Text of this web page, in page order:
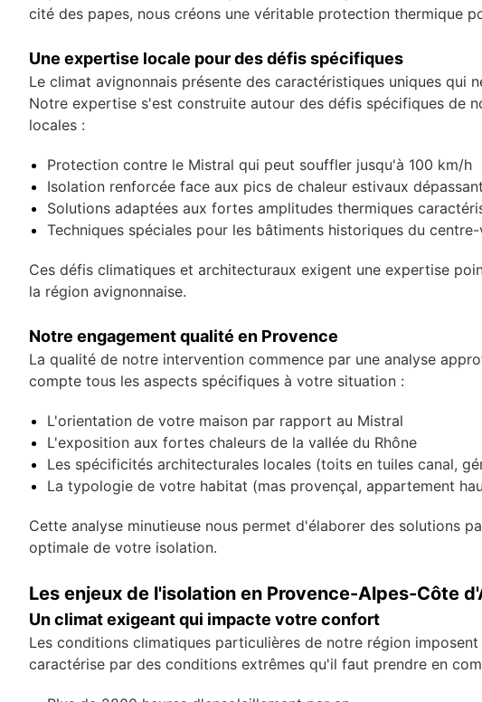
cité des papes, nous créons une véritable protection thermique
Une expertise locale pour des défis spécifiques
Le climat avignonnais présente des caractéristiques uniques
Notre expertise s'est construite autour des défis spécifiques de
locales :
Protection contre le Mistral qui peut souffler jusqu'à 100 km/h
Isolation renforcée face aux pics de chaleur estivaux
Solutions adaptées aux fortes amplitudes thermiques
Techniques spéciales pour les bâtiments historiques du centre-
Ces défis climatiques et architecturaux exigent une expertise
la région avignonnaise.
Notre engagement qualité en Provence
La qualité de notre intervention commence par une analyse
compte tous les aspects spécifiques à votre situation :
L'orientation de votre maison par rapport au Mistral
L'exposition aux fortes chaleurs de la vallée du Rhône
Les spécificités architecturales locales (toits en tuiles canal,
La typologie de votre habitat (mas provençal, appartement
Cette analyse minutieuse nous permet d'élaborer des solutions
optimale de votre isolation.
Les enjeux de l'isolation en Provence-Alpes-Côte
Un climat exigeant qui impacte votre confort
Les conditions climatiques particulières de notre région
caractérise par des conditions extrêmes qu'il faut prendre en